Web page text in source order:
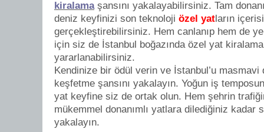
kiralamaşansını yakalayabilirsiniz. Tam
deniz keyfinizi son teknoloji özel yatların
gerçekleştirebilirsiniz. Hem canlanıp hem de
için siz de İstanbul boğazında özel yat kiralama
yararlanabilirsiniz.
Kendinize bir ödül verin ve İstanbul’u masmavi
keşfetme şansını yakalayın. Yoğun iş
yat keyfine siz de ortak olun. Hem şehrin
mükemmel donanımlı yatlara dilediğiniz kadar
yakalayın.